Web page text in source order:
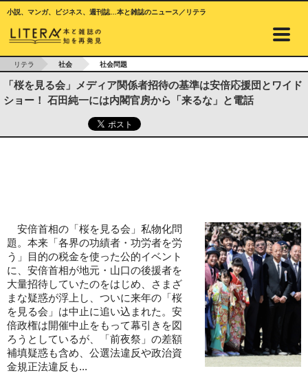
小説、マンガ、ビジネス、週刊誌…本と雑誌のニュース／リテラ
リテラ 社会 社会問題
「桜を見る会」メディア関係者招待の基準は安倍応援団とワイド
ショー！ 石田純一には内閣官房から「来るな」と電話
安倍首相の「桜を見る会」私物化問
題。本来「各界の功績者・功労者を労
う」目的の税金を使った公的イベント
に、安倍首相が地元・山口の後援者を
大量招待していたのをはじめ、さまざ
まな疑惑が浮上し、ついに来年の「桜
を見る会」は中止に追い込まれた。安
倍政権は開催中止をもって幕引きを図
ろうとしているが、「前夜祭」の差額
補填疑惑も含め、公選法違反や政治資
金規正法違反も...